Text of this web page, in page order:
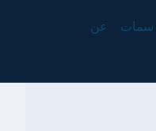
سمات
عن